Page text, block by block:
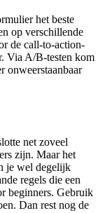
het beste
op verschillende
de call-to-action-
Via A/B-testen kom
onweerstaanbaar
net zoveel
zijn. Maar het
je wel degelijk
regels die een
beginners. Gebruik
Dan rest nog de